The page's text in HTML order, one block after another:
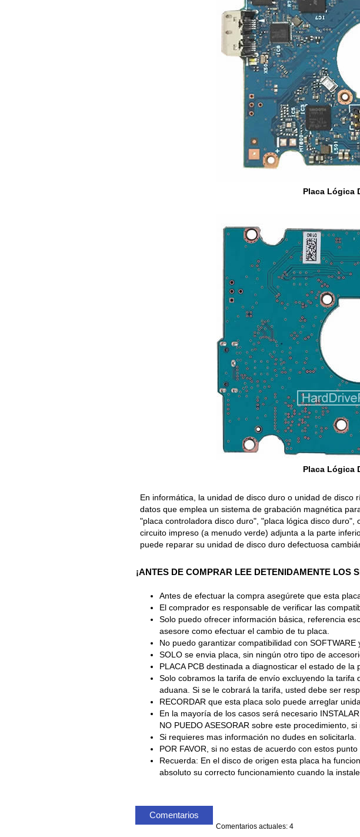
Placa Lógica
Placa Lógica
En informática, la unidad de disco duro o unidad de
datos que emplea un sistema de grabación magnética
"placa controladora disco duro", "placa lógica disco
circuito impreso (a menudo verde) adjunta a la parte
puede reparar su unidad de disco duro defectuosa
¡ANTES DE COMPRAR LEE DETENIDAMENTE LOS
Antes de efectuar la compra asegúrete que esta
El comprador es responsable de verificar las
Solo puedo ofrecer información básica, referencia
asesore como efectuar el cambio de tu placa.
No puedo garantizar compatibilidad con SOFTWARE
SOLO se envia placa, sin ningún otro tipo de
PLACA PCB destinada a diagnosticar el estado de
Solo cobramos la tarifa de envío excluyendo la
aduana. Si se le cobrará la tarifa, usted debe ser
RECORDAR que esta placa solo puede arreglar
En la mayoría de los casos será necesario
NO PUEDO ASESORAR sobre este procedimiento,
Si requieres mas información no dudes en solicitarla.
POR FAVOR, si no estas de acuerdo con estos
Recuerda: En el disco de origen esta placa ha
absoluto su correcto funcionamiento cuando la
Comentarios
Comentarios actuales: 4